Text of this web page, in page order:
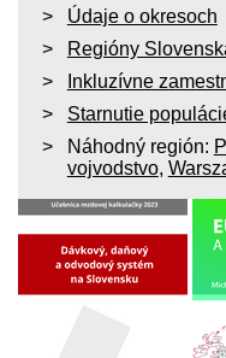
Údaje o okresoch
Regióny
Inkluzívne
Starnutie
Náhodný región:
vojvodstvo,